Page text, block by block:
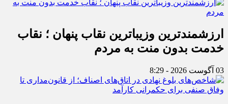
ارزشمندترین وزیباترین نقاب پنهان ؛ نقاب
خدمت بدون منت به مردم
03 آگوست 2026 - 8:29